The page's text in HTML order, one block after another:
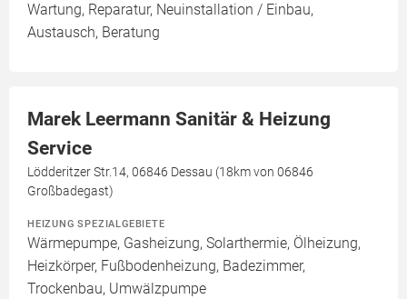
Wartung, Reparatur, Neuinstallation / Einbau,
Austausch, Beratung
Marek Leermann Sanitär & Heizung
Service
Lödderitzer Str.14, 06846 Dessau (18km von 06846
Großbadegast)
HEIZUNG SPEZIALGEBIETE
Wärmepumpe, Gasheizung, Solarthermie, Ölheizung,
Heizkörper, Fußbodenheizung, Badezimmer,
Trockenbau, Umwälzpumpe